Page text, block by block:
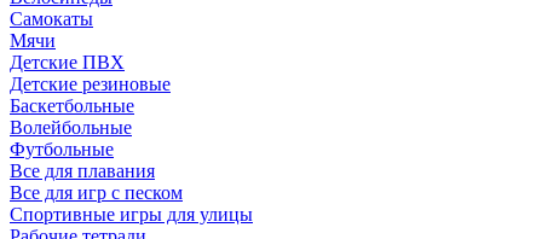
Самокаты
Мячи
Детские ПВХ
Детские резиновые
Баскетбольные
Волейбольные
Футбольные
Все для плавания
Все для игр с песком
Спортивные игры для улицы